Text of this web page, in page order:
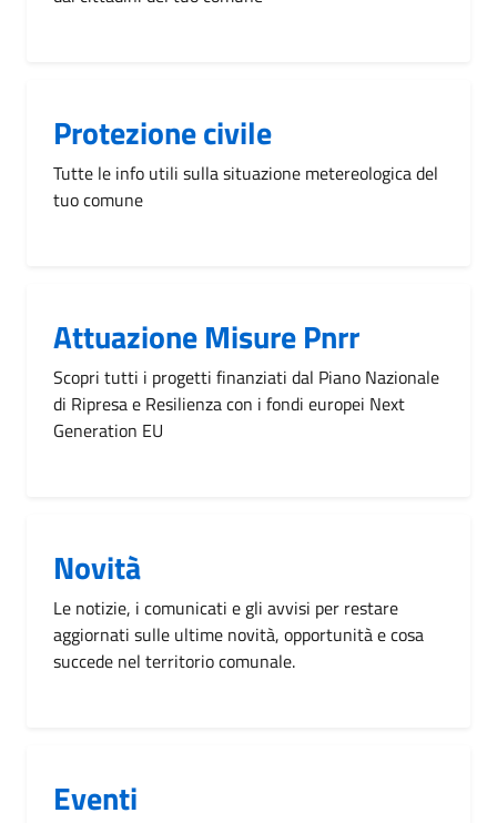
Protezione civile
Tutte le info utili sulla situazione metereologica del
tuo comune
Attuazione Misure Pnrr
Scopri tutti i progetti finanziati dal Piano Nazionale
di Ripresa e Resilienza con i fondi europei Next
Generation EU
Novità
Le notizie, i comunicati e gli avvisi per restare
aggiornati sulle ultime novità, opportunità e cosa
succede nel territorio comunale.
Eventi